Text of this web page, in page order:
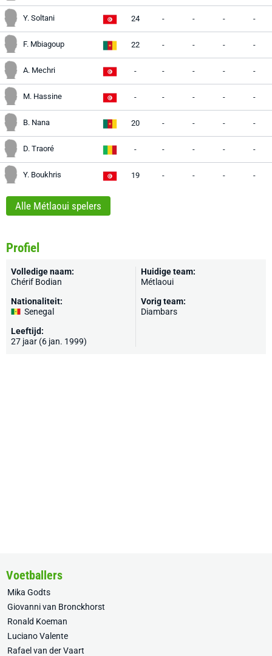
Y. Soltani 24 - - - -
F. Mbiagoup 22 - - - -
A. Mechri - - - - -
M. Hassine - - - - -
B. Nana 20 - - - -
D. Traoré - - - - -
Y. Boukhris 19 - - - -
Alle Métlaoui spelers
Profiel
Volledige naam:
Chérif Bodian
Nationaliteit:
Senegal
Leeftijd:
27 jaar (6 jan. 1999)
Huidige team:
Métlaoui
Vorig team:
Diambars
Voetballers
Mika Godts
Giovanni van Bronckhorst
Ronald Koeman
Luciano Valente
Rafael van der Vaart